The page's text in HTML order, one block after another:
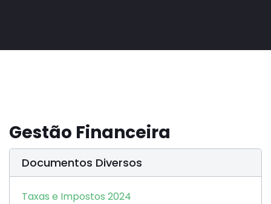
Gestão Financeira
Documentos Diversos
Taxas e Impostos 2024